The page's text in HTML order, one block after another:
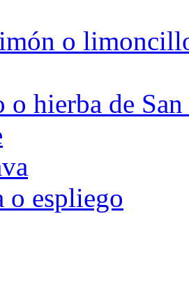
o
hierba de San
o espliego